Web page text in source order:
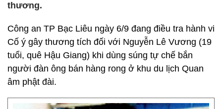
thương.
Công an TP Bạc Liêu ngày 6/9 đang điều tra hành vi
Cố ý gây thương tích đối với Nguyễn Lê Vương (19
tuổi, quê Hậu Giang) khi dùng súng tự chế bắn
người đàn ông bán hàng rong ở khu du lịch Quan
âm phật đài.